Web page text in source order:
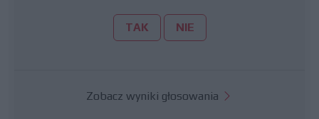
TAK NIE
Zobacz wyniki głosowania